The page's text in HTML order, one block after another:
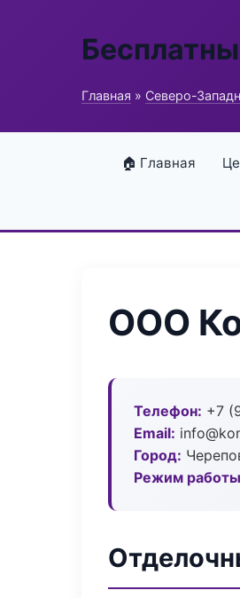
Главная » Северо-
🏠 Главная
ООО
Телефон: +7
Email:
Город:
Режим